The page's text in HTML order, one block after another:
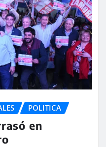
POLITICA
en